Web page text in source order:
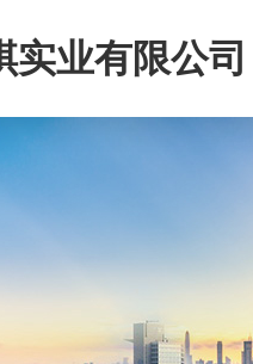
实业有限公司